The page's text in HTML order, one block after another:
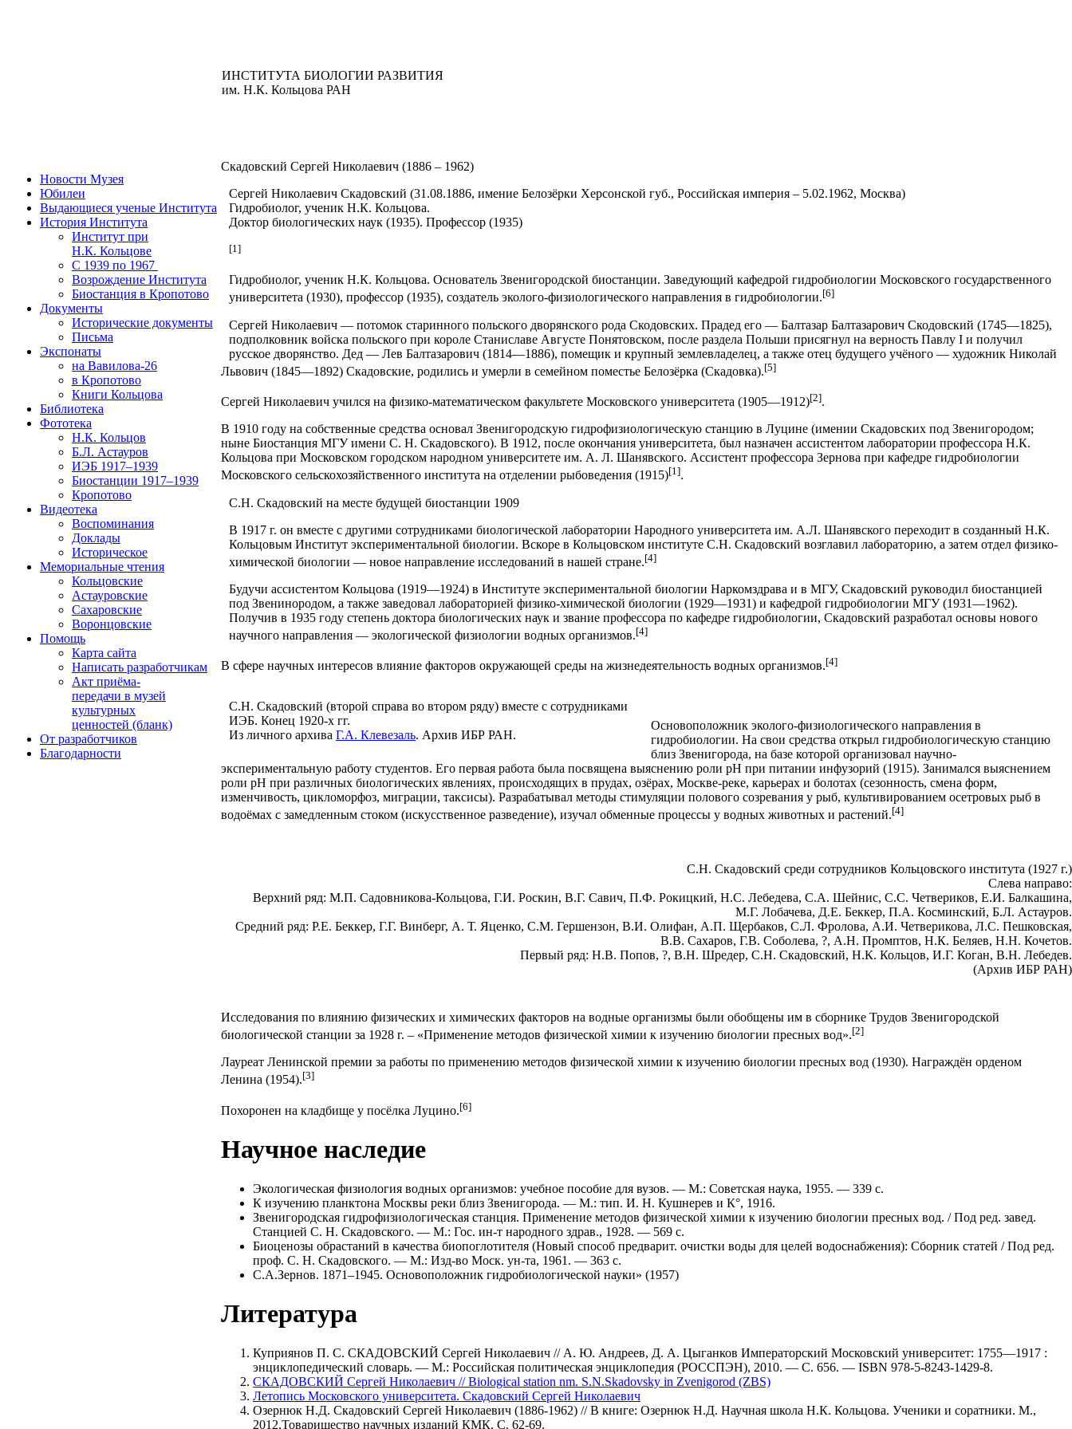
ИНСТИТУТА БИОЛОГИИ РАЗВИТИЯ
им. Н.К. Кольцова РАН
Новости Музея
Юбилеи
Выдающиеся ученые Института
История Института
Институт при
Н.К. Кольцове
C 1939 по 1967
Возрождение Института
Биостанция в Кропотово
Документы
Исторические документы
Письма
Экспонаты
на Вавилова-26
в Кропотово
Книги Кольцова
Библиотека
Фототека
Н.К. Кольцов
Б.Л. Астауров
ИЭБ 1917–1939
Биостанции 1917–1939
Кропотово
Видеотека
Воспоминания
Доклады
Историческое
Мемориальные чтения
Кольцовские
Астауровские
Сахаровские
Воронцовские
Помощь
Карта сайта
Написать разработчикам
Акт приёма-
передачи в музей
культурных
ценностей (бланк)
От разработчиков
Благодарности
Скадовский Сергей Николаевич (1886 – 1962)
Сергей Николаевич Скадовский (31.08.1886, имение Белозёрки Херсонской губ., Российская империя – 5.02.1962, Москва)
Гидробиолог, ученик Н.К. Кольцова.
Доктор биологических наук (1935). Профессор (1935)
[1]
Гидробиолог, ученик Н.К. Кольцова. Основатель Звенигородской биостанции. Заведующий кафедрой гидробиологии Московского государственного
университета (1930), профессор (1935), создатель эколого-физиологического направления в гидробиологии.[6]
Сергей Николаевич — потомок старинного польского дворянского рода Скодовских. Прадед его — Балтазар Балтазарович Скодовский (1745—1825),
подполковник войска польского при короле Станиславе Августе Понятовском, после раздела Польши присягнул на верность Павлу I и получил
русское дворянство. Дед — Лев Балтазарович (1814—1886), помещик и крупный землевладелец, а также отец будущего учёного — художник Николай
Львович (1845—1892) Скадовские, родились и умерли в семейном поместье Белозёрка (Скадовка).[5]
Сергей Николаевич учился на физико-математическом факультете Московского университета (1905—1912)[2].
В 1910 году на собственные средства основал Звенигородскую гидрофизиологическую станцию в Луцине (имении Скадовских под Звенигородом;
ныне Биостанция МГУ имени С. Н. Скадовского). В 1912, после окончания университета, был назначен ассистентом лаборатории профессора Н.К.
Кольцова при Московском городском народном университете им. А. Л. Шанявского. Ассистент профессора Зернова при кафедре гидробиологии
Московского сельскохозяйственного института на отделении рыбоведения (1915)[1].
С.Н. Скадовский на месте будущей биостанции 1909
В 1917 г. он вместе с другими сотрудниками биологической лаборатории Народного университета им. A.Л. Шанявского переходит в созданный Н.К.
Кольцовым Институт экспериментальной биологии. Вскоре в Кольцовском институте С.Н. Скадовский возглавил лабораторию, а затем отдел физико-
химической биологии — новое направление исследований в нашей стране.[4]
Будучи ассистентом Кольцова (1919—1924) в Институте экспериментальной биологии Наркомздрава и в МГУ, Скадовский руководил биостанцией
под Звенинородом, а также заведовал лабораторией физико-химической биологии (1929—1931) и кафедрой гидробиологии МГУ (1931—1962).
Получив в 1935 году степень доктора биологических наук и звание профессора по кафедре гидробиологии, Скадовский разработал основы нового
научного направления — экологической физиологии водных организмов.[4]
В сфере научных интересов влияние факторов окружающей среды на жизнедеятельность водных организмов.[4]
С.Н. Скадовский (второй справа во втором ряду) вместе с сотрудниками
ИЭБ. Конец 1920-х гг.
Из личного архива Г.А. Клевезаль. Архив ИБР РАН.
Основоположник эколого-физиологического направления в
гидробиологии. На свои средства открыл гидробиологическую станцию
близ Звенигорода, на базе которой организовал научно-
экспериментальную работу студентов. Его первая работа была посвящена выяснению роли рН при питании инфузорий (1915). Занимался выяснением
роли рН при различных биологических явлениях, происходящих в прудах, озёрах, Москве-реке, карьерах и болотах (сезонность, смена форм,
изменчивость, цикломорфоз, миграции, таксисы). Разрабатывал методы стимуляции полового созревания у рыб, культивированием осетровых рыб в
водоёмах с замедленным стоком (искусственное разведение), изучал обменные процессы у водных животных и растений.[4]
С.Н. Скадовский среди сотрудников Кольцовского института (1927 г.)
Слева направо:
Верхний ряд: М.П. Садовникова-Кольцова, Г.И. Роскин, В.Г. Савич, П.Ф. Рокицкий, Н.С. Лебедева, С.А. Шейнис, С.С. Четвериков, Е.И. Балкашина,
М.Г. Лобачева, Д.Е. Беккер, П.А. Косминский, Б.Л. Астауров.
Средний ряд: Р.Е. Беккер, Г.Г. Винберг, А. Т. Яценко, С.М. Гершензон, В.И. Олифан, А.П. Щербаков, C.Л. Фролова, А.И. Четверикова, Л.C. Пешковская,
В.В. Сахаров, Г.В. Соболева, ?, А.Н. Промптов, Н.К. Беляев, Н.Н. Кочетов.
Первый ряд: Н.В. Попов, ?, В.Н. Шредер, С.Н. Скадовский, Н.К. Кольцов, И.Г. Коган, В.Н. Лебедев.
(Архив ИБР РАН)
Исследования по влиянию физических и химических факторов на водные организмы были обобщены им в сборнике Трудов Звенигородской
биологической станции за 1928 г. – «Применение методов физической химии к изучению биологии пресных вод».[2]
Лауреат Ленинской премии за работы по применению методов физической химии к изучению биологии пресных вод (1930). Награждён орденом
Ленина (1954).[3]
Похоронен на кладбище у посёлка Луцино.[6]
Научное наследие
Экологическая физиология водных организмов: учебное пособие для вузов. — М.: Советская наука, 1955. — 339 с.
К изучению планктона Москвы реки близ Звенигорода. — М.: тип. И. Н. Кушнерев и К°, 1916.
Звенигородская гидрофизиологическая станция. Применение методов физической химии к изучению биологии пресных вод. / Под ред. завед.
Станцией С. Н. Скадовского. — М.: Гос. ин-т народного здрав., 1928. — 569 с.
Биоценозы обрастаний в качества биопоглотителя (Новый способ предварит. очистки воды для целей водоснабжения): Сборник статей / Под ред.
проф. С. Н. Скадовского. — М.: Изд-во Моск. ун-та, 1961. — 363 с.
С.А.Зернов. 1871–1945. Основоположник гидробиологической науки» (1957)
Литература
Куприянов П. С. СКАДОВСКИЙ Сергей Николаевич // А. Ю. Андреев, Д. А. Цыганков Императорский Московский университет: 1755—1917 :
энциклопедический словарь. — М.: Российская политическая энциклопедия (РОССПЭН), 2010. — С. 656. — ISBN 978-5-8243-1429-8.
СКАДОВСКИЙ Сергей Николаевич // Biological station nm. S.N.Skadovsky in Zvenigorod (ZBS)
Летопись Московского университета. Скадовский Сергей Николаевич
Озернюк Н.Д. Скадовский Сергей Николаевич (1886-1962) // В книге: Озернюк Н.Д. Научная школа Н.К. Кольцова. Ученики и соратники. М.,
2012,Товарищество научных изданий КМК, С. 62-69.